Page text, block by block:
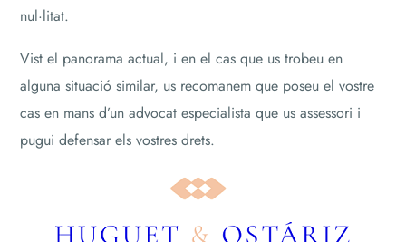
nul·litat.
Vist el panorama actual, i en el cas que us trobeu en
alguna situació similar, us recomanem que poseu el vostre
cas en mans d’un advocat especialista que us assessori i
pugui defensar els vostres drets.